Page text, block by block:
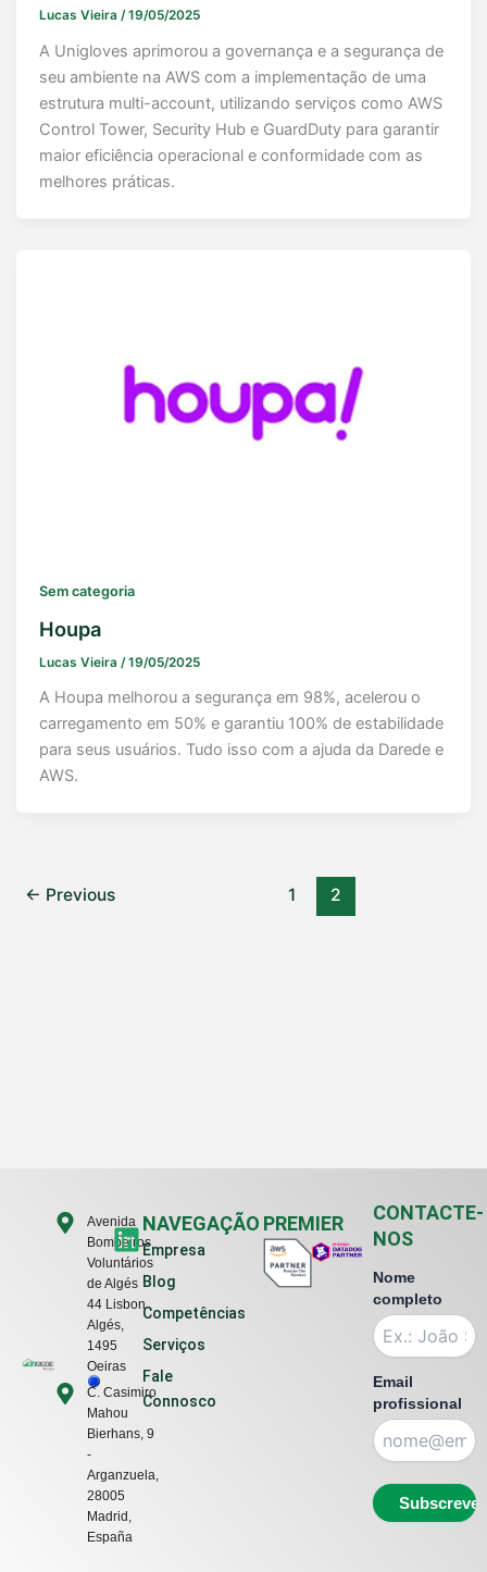
Lucas Vieira/19/05/2025
A Unigloves aprimorou a governança e a segurança de
seu ambiente na AWS com a implementação de uma
estrutura multi-account, utilizando serviços como AWS
Control Tower, Security Hub e GuardDuty para garantir
maior eficiência operacional e conformidade com as
melhores práticas.
Sem categoria
Houpa
Lucas Vieira /19/05/2025
A Houpa melhorou a segurança em 98%, acelerou o
carregamento em 50% e garantiu 100% de estabilidade
para seus usuários. Tudo isso com a ajuda da Darede e
AWS.
← Previous 1 2
Avenida
Bombeiros
Voluntários
de Algés
44 Lisbon ,
Algés,
1495
Oeiras
C. Casimiro
Mahou
Bierhans, 9
-
Arganzuela,
28005
Madrid,
España
L
i
n
k
d
i
n
NAVEGAÇÃO
Empresa
Blog
Competências
Serviços
Fale
Connosco
PREMIER
CONTACTE-
NOS
Nome
completo
Email
profissional